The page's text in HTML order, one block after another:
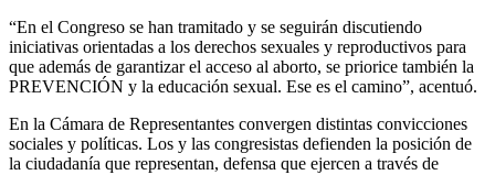
“En el Congreso se han tramitado y se seguirán discutiendo
iniciativas orientadas a los derechos sexuales y reproductivos para
que además de garantizar el acceso al aborto, se priorice también la
PREVENCIÓN y la educación sexual. Ese es el camino”, acentuó.
En la Cámara de Representantes convergen distintas convicciones
sociales y políticas. Los y las congresistas defienden la posición de
la ciudadanía que representan, defensa que ejercen a través de